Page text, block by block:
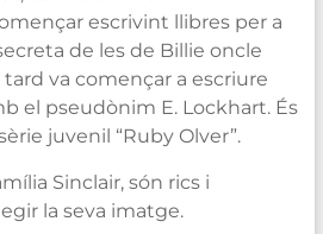
escrivint llibres per a
de les de Billie oncle
tard va començar a escriure
el pseudònim E. Lockhart. És
juvenil “Ruby Olver”.
Sinclair, són rics i
la seva imatge.